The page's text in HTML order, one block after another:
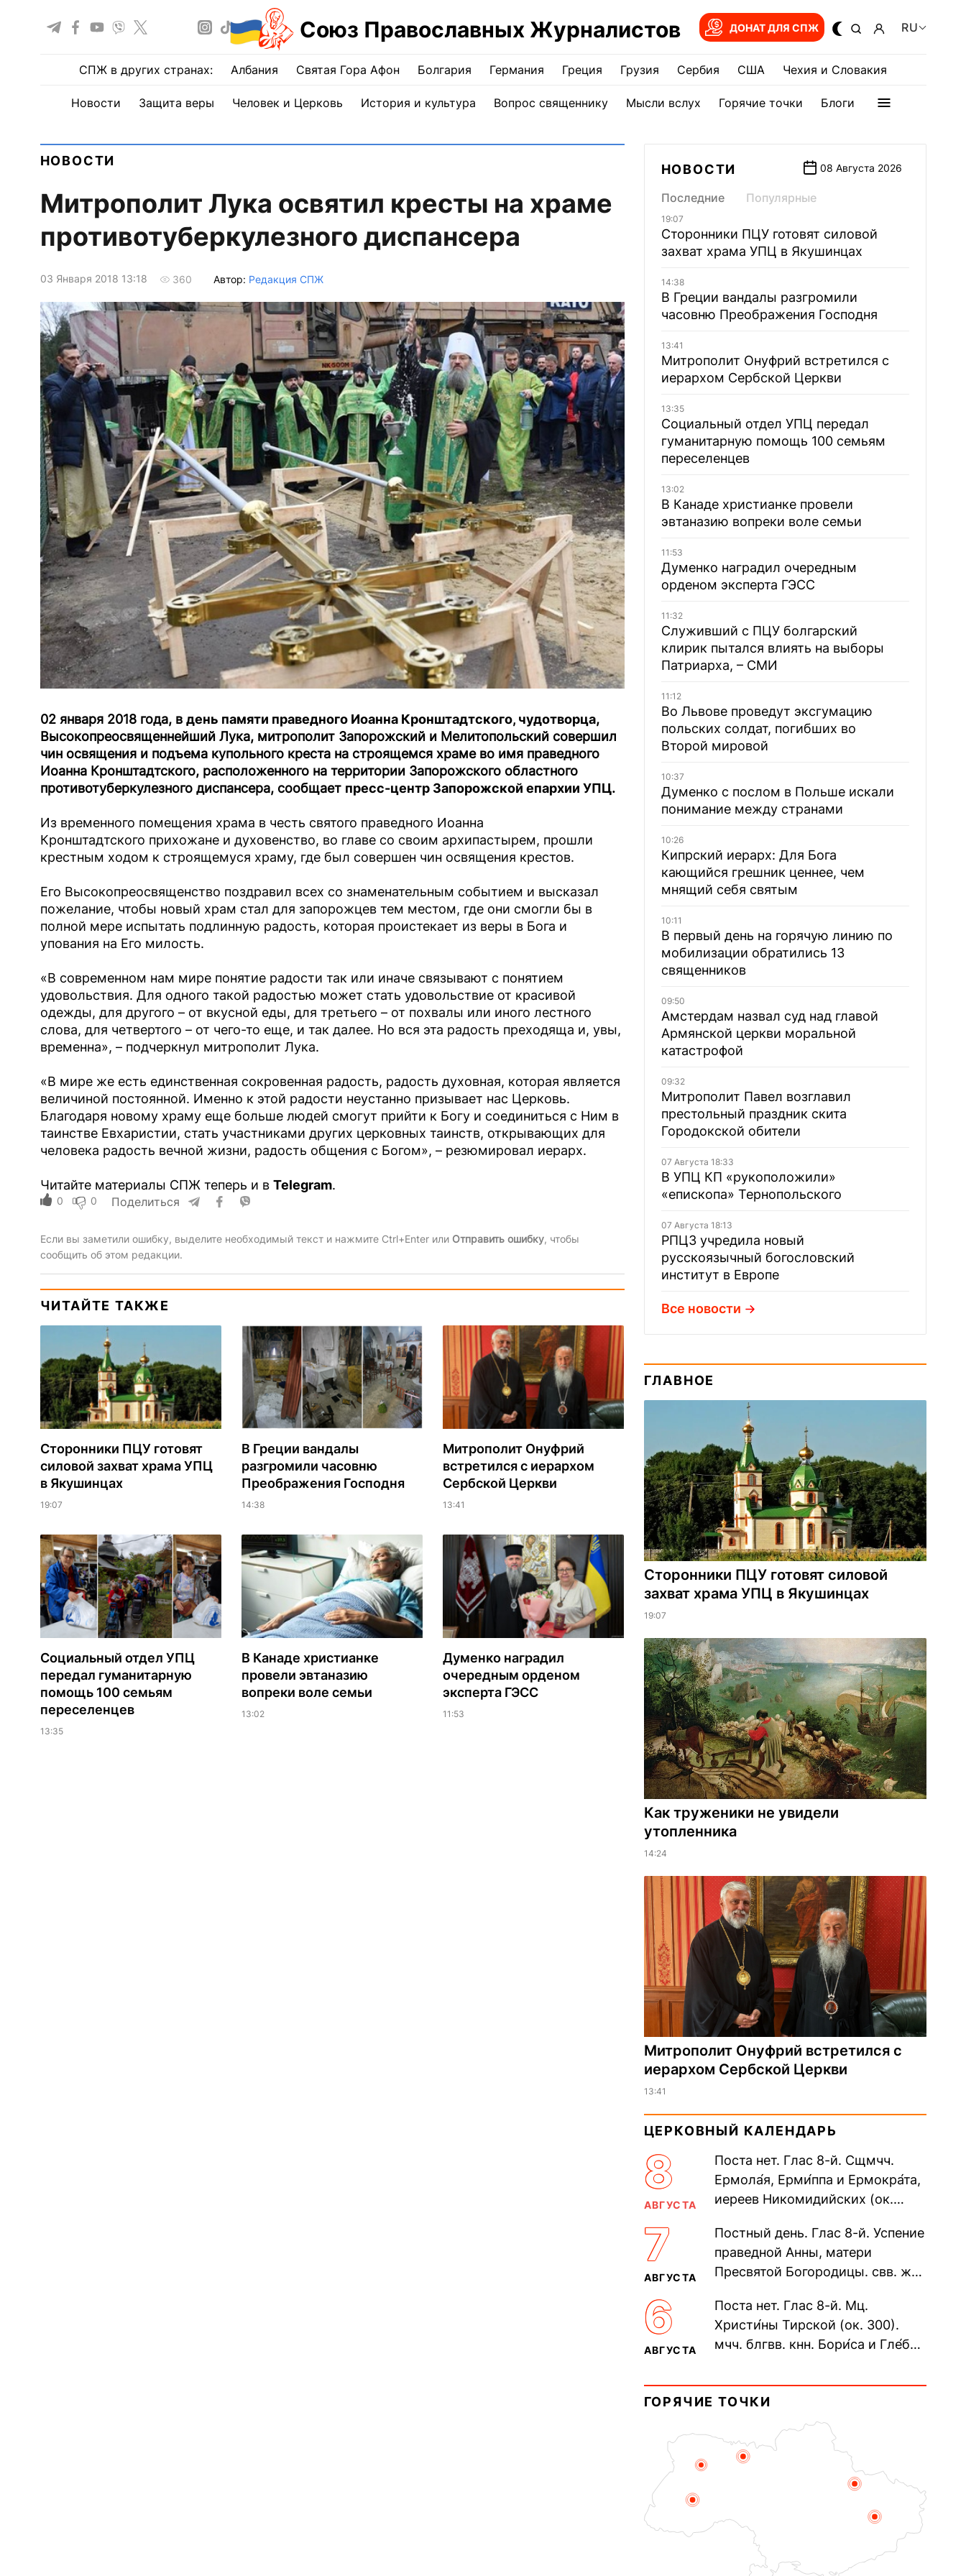
Союз Православных Журналистов ДОНАТ ДЛЯ СПЖ RU
СПЖ в других странах: Албания Святая Гора Афон Болгария Германия Греция Грузия Сербия США Чехия и Словакия
Новости Защита веры Человек и Церковь История и культура Вопрос священнику Мысли вслух Горячие точки Блоги
НОВОСТИ
Митрополит Лука освятил кресты на храме
противотуберкулезного диспансера
03 Января 2018 13:18 360 Автор: Редакция СПЖ
02 января 2018 года, в день памяти праведного Иоанна Кронштадтского, чудотворца,
Высокопреосвященнейший Лука, митрополит Запорожский и Мелитопольский совершил
чин освящения и подъема купольного креста на строящемся храме во имя праведного
Иоанна Кронштадтского, расположенного на территории Запорожского областного
противотуберкулезного диспансера, сообщает пресс-центр Запорожской епархии УПЦ.
Из временного помещения храма в честь святого праведного Иоанна
Кронштадтского прихожане и духовенство, во главе со своим архипастырем, прошли
крестным ходом к строящемуся храму, где был совершен чин освящения крестов.
Его Высокопреосвященство поздравил всех со знаменательным событием и высказал
пожелание, чтобы новый храм стал для запорожцев тем местом, где они смогли бы в
полной мере испытать подлинную радость, которая проистекает из веры в Бога и
упования на Его милость.
«В современном нам мире понятие радости так или иначе связывают с понятием
удовольствия. Для одного такой радостью может стать удовольствие от красивой
одежды, для другого – от вкусной еды, для третьего – от похвалы или иного лестного
слова, для четвертого – от чего-то еще, и так далее. Но вся эта радость преходяща и, увы,
временна», – подчеркнул митрополит Лука.
«В мире же есть единственная сокровенная радость, радость духовная, которая является
величиной постоянной. Именно к этой радости неустанно призывает нас Церковь.
Благодаря новому храму еще больше людей смогут прийти к Богу и соединиться с Ним в
таинстве Евхаристии, стать участниками других церковных таинств, открывающих для
человека радость вечной жизни, радость общения с Богом», – резюмировал иерарх.
Читайте материалы СПЖ теперь и в Telegram.
0 0 Поделиться
Если вы заметили ошибку, выделите необходимый текст и нажмите Ctrl+Enter или Отправить ошибку, чтобы
сообщить об этом редакции.
ЧИТАЙТЕ ТАКЖЕ
Сторонники ПЦУ готовят
силовой захват храма УПЦ
в Якушинцах
19:07
В Греции вандалы
разгромили часовню
Преображения Господня
14:38
Митрополит Онуфрий
встретился с иерархом
Сербской Церкви
13:41
Социальный отдел УПЦ
передал гуманитарную
помощь 100 семьям
переселенцев
13:35
В Канаде христианке
провели эвтаназию
вопреки воле семьи
13:02
Думенко наградил
очередным орденом
эксперта ГЭСС
11:53
НОВОСТИ 08 Августа 2026
Последние Популярные
19:07
Сторонники ПЦУ готовят силовой
захват храма УПЦ в Якушинцах
14:38
В Греции вандалы разгромили
часовню Преображения Господня
13:41
Митрополит Онуфрий встретился с
иерархом Сербской Церкви
13:35
Социальный отдел УПЦ передал
гуманитарную помощь 100 семьям
переселенцев
13:02
В Канаде христианке провели
эвтаназию вопреки воле семьи
11:53
Думенко наградил очередным
орденом эксперта ГЭСС
11:32
Служивший с ПЦУ болгарский
клирик пытался влиять на выборы
Патриарха, – СМИ
11:12
Во Львове проведут эксгумацию
польских солдат, погибших во
Второй мировой
10:37
Думенко с послом в Польше искали
понимание между странами
10:26
Кипрский иерарх: Для Бога
кающийся грешник ценнее, чем
мнящий себя святым
10:11
В первый день на горячую линию по
мобилизации обратились 13
священников
09:50
Амстердам назвал суд над главой
Армянской церкви моральной
катастрофой
09:32
Митрополит Павел возглавил
престольный праздник скита
Городокской обители
07 Августа 18:33
В УПЦ КП «рукоположили»
«епископа» Тернопольского
07 Августа 18:13
РПЦЗ учредила новый
русскоязычный богословский
институт в Европе
Все новости
ГЛАВНОЕ
Сторонники ПЦУ готовят силовой
захват храма УПЦ в Якушинцах
19:07
Как труженики не увидели
утопленника
14:24
Митрополит Онуфрий встретился с
иерархом Сербской Церкви
13:41
ЦЕРКОВНЫЙ КАЛЕНДАРЬ
8
АВГУСТА
Поста нет. Глас 8-й. Сщмчч.
Ермола́я, Ерми́ппа и Ермокра́та,
иереев Никомидийских (ок.
Печерского, в Ближних
пещерах...
7
АВГУСТА
Постный день. Глас 8-й. Успение
праведной Анны, матери
Пресвятой Богородицы. свв. жен
прп. Евпракси́и девы,...
6
АВГУСТА
Поста нет. Глас 8-й. Мц.
Христи́ны Тирской (ок. 300).
мчч. блгвв. кнн. Бори́са и Гле́ба,
Дави́да (1015). Прп....
ГОРЯЧИЕ ТОЧКИ